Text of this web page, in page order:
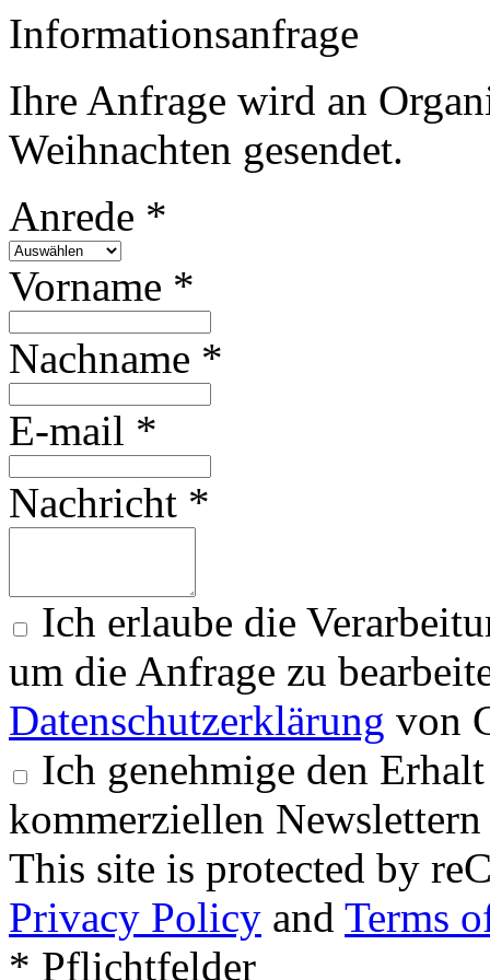
Informationsanfrage
Ihre Anfrage wird an
Weihnachten gesendet.
Anrede *
Vorname *
Nachname *
E-mail *
Nachricht *
Ich erlaube die
um die Anfrage zu
Datenschutzerklärung von
Ich genehmige den
kommerziellen
This site is protected by
Privacy Policy and Terms
* Pflichtfelder